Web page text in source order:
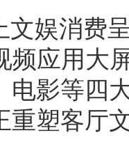
文娱消费
频应用大
电影等四
重塑客厅